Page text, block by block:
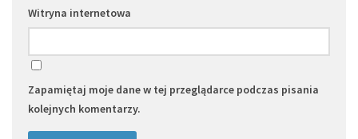
Witryna internetowa
Zapamiętaj moje dane w tej przeglądarce podczas pisania
kolejnych komentarzy.